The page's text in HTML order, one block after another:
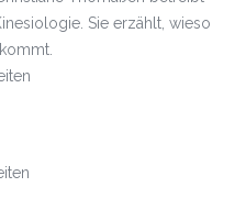
Sie erzählt, wieso